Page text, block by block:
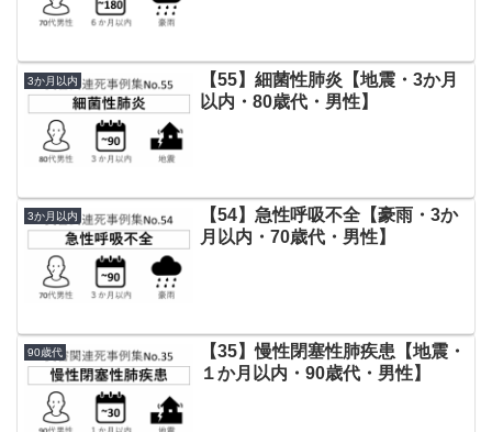
3か月以内
【55】細菌性肺炎【地震・3か月
以内・80歳代・男性】
3か月以内
【54】急性呼吸不全【豪雨・3か
月以内・70歳代・男性】
90歳代
【35】慢性閉塞性肺疾患【地震・
１か月以内・90歳代・男性】